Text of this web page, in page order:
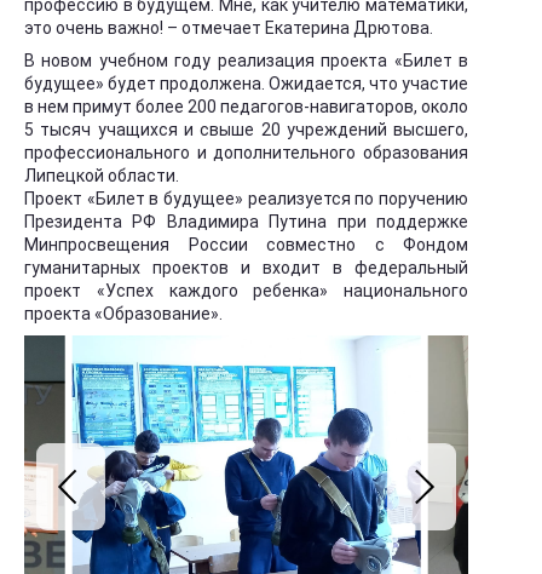
профессию в будущем. Мне, как учителю математики,
это очень важно! – отмечает Екатерина Дрютова.
В новом учебном году реализация проекта «Билет в
будущее» будет продолжена. Ожидается, что участие
в нем примут более 200 педагогов-навигаторов, около
5 тысяч учащихся и свыше 20 учреждений высшего,
профессионального и дополнительного образования
Липецкой области.
Проект «Билет в будущее» реализуется по поручению
Президента РФ Владимира Путина при поддержке
Минпросвещения России совместно с Фондом
гуманитарных проектов и входит в федеральный
проект «Успех каждого ребенка» национального
проекта «Образование».